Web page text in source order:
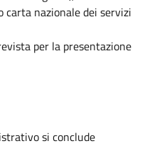
carta nazionale dei servizi
per la presentazione
si conclude